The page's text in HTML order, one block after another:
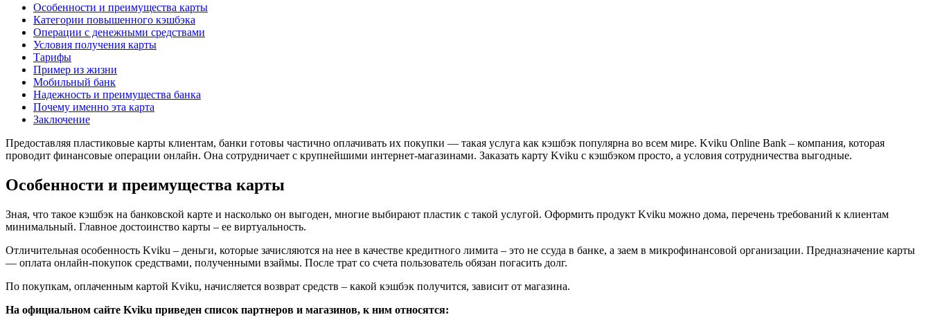
Особенности и преимущества карты
Категории повышенного кэшбэка
Операции с денежными средствами
Условия получения карты
Тарифы
Пример из жизни
Мобильный банк
Надежность и преимущества банка
Почему именно эта карта
Заключение
Предоставляя пластиковые карты клиентам, банки готовы частично оплачивать их покупки — такая услуга как кэшбэк популярна во всем мире. Kviku Online Bank – компания, которая
проводит финансовые операции онлайн. Она сотрудничает с крупнейшими интернет-магазинами. Заказать карту Kviku с кэшбэком просто, а условия сотрудничества выгодные.
Особенности и преимущества карты
Зная, что такое кэшбэк на банковской карте и насколько он выгоден, многие выбирают пластик с такой услугой. Оформить продукт Kviku можно дома, перечень требований к клиентам
минимальный. Главное достоинство карты – ее виртуальность.
Отличительная особенность Kviku – деньги, которые зачисляются на нее в качестве кредитного лимита – это не ссуда в банке, а заем в микрофинансовой организации. Предназначение карты
— оплата онлайн-покупок средствами, полученными взаймы. После трат со счета пользователь обязан погасить долг.
По покупкам, оплаченным картой Kviku, начисляется возврат средств – какой кэшбэк получится, зависит от магазина.
На официальном сайте Kviku приведен список партнеров и магазинов, к ним относятся: